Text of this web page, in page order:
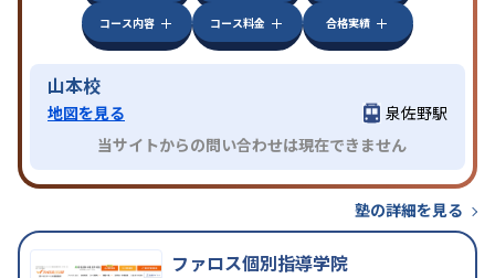
コース内容
コース料金 合格実績
山本校
地図を見る
泉佐野駅
当サイトからの問い合わせは現在できません
塾の詳細を見る
ファロス個別指導学院